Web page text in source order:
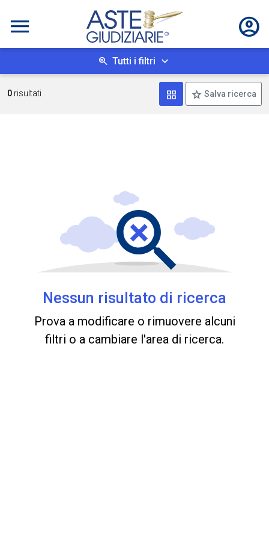
Tutti i filtri
0 risultati Mostra come box
Salva ricerca
Nessun risultato di ricerca
Prova a modificare o rimuovere alcuni
filtri o a cambiare l'area di ricerca.